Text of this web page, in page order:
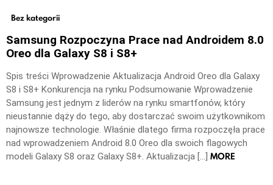
Bez kategorii
Samsung Rozpoczyna Prace nad Androidem 8.0
Oreo dla Galaxy S8 i S8+
Spis treści Wprowadzenie Aktualizacja Android Oreo dla Galaxy
S8 i S8+ Konkurencja na rynku Podsumowanie Wprowadzenie
Samsung jest jednym z liderów na rynku smartfonów, który
nieustannie dąży do tego, aby dostarczać swoim użytkownikom
najnowsze technologie. Właśnie dlatego firma rozpoczęła prace
nad wprowadzeniem Android 8.0 Oreo dla swoich flagowych
modeli Galaxy S8 oraz Galaxy S8+. Aktualizacja […] MORE